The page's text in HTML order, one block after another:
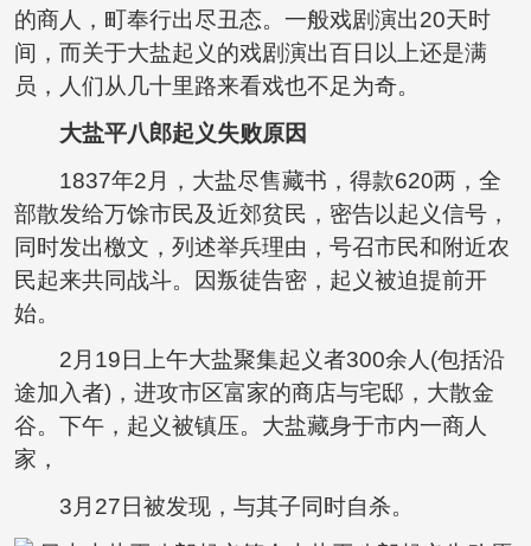
的商人，町奉行出尽丑态。一般戏剧演出20天时
间，而关于大盐起义的戏剧演出百日以上还是满
员，人们从几十里路来看戏也不足为奇。
大盐平八郎起义失败原因
1837年2月，大盐尽售藏书，得款620两，全
部散发给万馀市民及近郊贫民，密告以起义信号，
同时发出檄文，列述举兵理由，号召市民和附近农
民起来共同战斗。因叛徒告密，起义被迫提前开
始。
2月19日上午大盐聚集起义者300余人(包括沿
途加入者)，进攻市区富家的商店与宅邸，大散金
谷。下午，起义被镇压。大盐藏身于市内一商人
家，
3月27日被发现，与其子同时自杀。